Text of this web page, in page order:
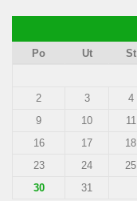
Po
Ut St
2
3 4
9
10 11
16
17 18
23
24 25
30
31